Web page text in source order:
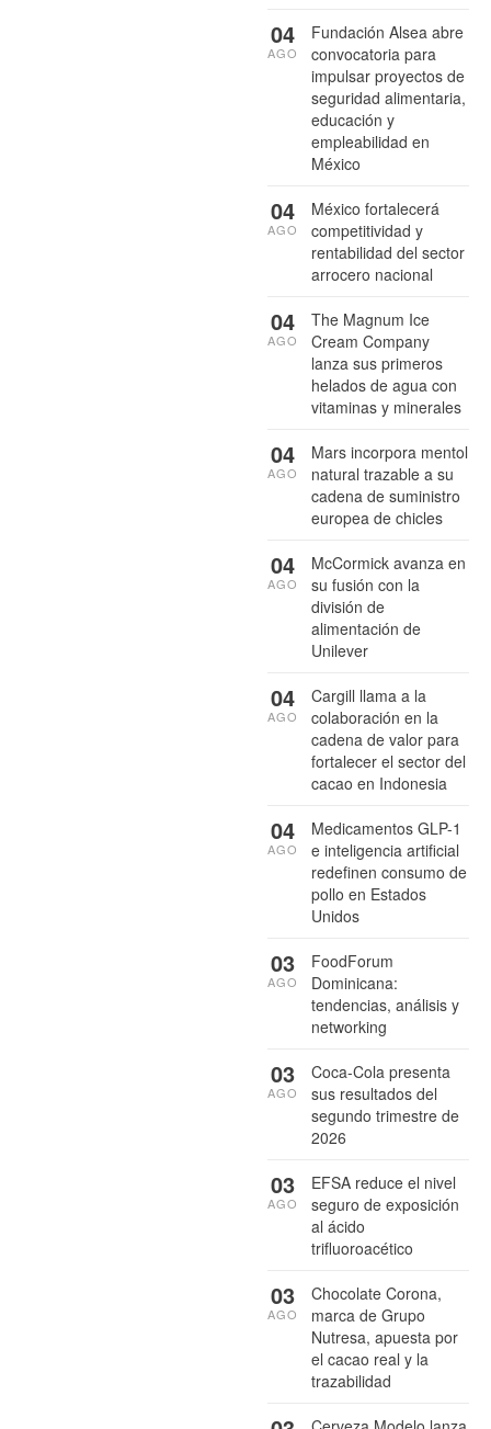
Fundación Alsea abre
convocatoria para
impulsar proyectos de
seguridad alimentaria,
educación y
empleabilidad en
México
04
AGO
México fortalecerá
competitividad y
rentabilidad del sector
arrocero nacional
04
AGO
The Magnum Ice
Cream Company
lanza sus primeros
helados de agua con
vitaminas y minerales
04
AGO
Mars incorpora mentol
natural trazable a su
cadena de suministro
europea de chicles
04
AGO
McCormick avanza en
su fusión con la
división de
alimentación de
Unilever
04
AGO
Cargill llama a la
colaboración en la
cadena de valor para
fortalecer el sector del
cacao en Indonesia
04
AGO
Medicamentos GLP-1
e inteligencia artificial
redefinen consumo de
pollo en Estados
Unidos
04
AGO
FoodForum
Dominicana:
tendencias, análisis y
networking
03
AGO
Coca-Cola presenta
sus resultados del
segundo trimestre de
2026
03
AGO
EFSA reduce el nivel
seguro de exposición
al ácido
trifluoroacético
03
AGO
Chocolate Corona,
marca de Grupo
Nutresa, apuesta por
el cacao real y la
trazabilidad
03
AGO